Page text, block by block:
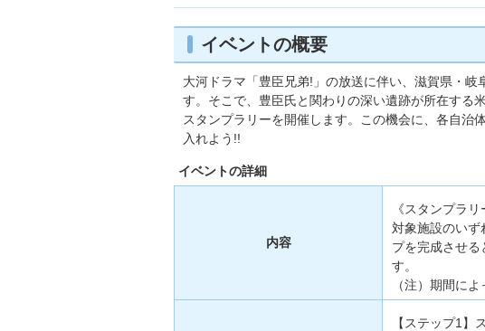
イベントの概要
大河ドラマ「豊臣兄弟!」の放送に伴い、滋賀県・
す。そこで、豊臣氏と関わりの深い遺跡が所在する
スタンプラリーを開催します。この機会に、各自治
入れよう!!
イベントの詳細
内容
《スタンプラリ
対象施設のいず
プを完成させる
す。
（注）期間に
【ステップ1】